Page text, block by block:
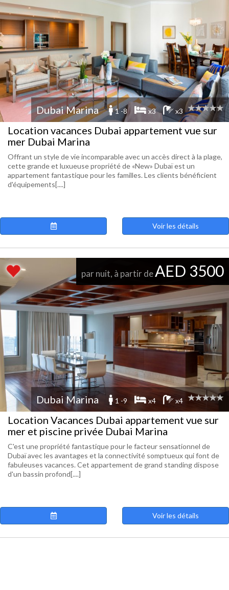
Dubai Marina 1 -8 x3 x3
Location vacances Dubai appartement vue sur
mer Dubai Marina
Offrant un style de vie incomparable avec un accès direct à la plage,
cette grande et luxueuse propriété de «New» Dubaï est un
appartement fantastique pour les familles. Les clients bénéficient
d'équipements[....]
Voir les détails
par nuit, à partir deAED 3500
Dubai Marina 1 -9 x4 x4
Location Vacances Dubai appartement vue sur
mer et piscine privée Dubai Marina
C'est une propriété fantastique pour le facteur sensationnel de
Dubaï avec les avantages et la connectivité somptueux qui font de
fabuleuses vacances. Cet appartement de grand standing dispose
d'un bassin profond[....]
Voir les détails